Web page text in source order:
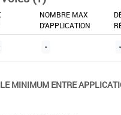
NOMBRE MAX
D'APPLICATION
- -
MINIMUM ENTRE